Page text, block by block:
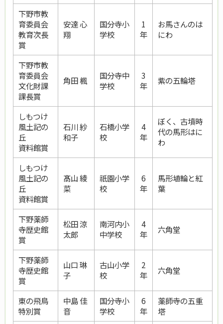
下野市教
育委員会
教育次長
賞
安達 心
翔
国分寺小
学校
1
年
お馬さんのは
にわ
下野市教
育委員会
文化財課
課長賞
角田 楓
国分寺中
学校
3
年
紫の五輪塔
しもつけ
風土記の
丘
資料館賞
石川 紗
和子
石橋小学
校
4
年
ぼく、古墳時
代の馬形はに
わ
しもつけ
風土記の
丘
資料館賞
髙山 綾
菜
祇園小学
校
6
年
馬形埴輪と紅
葉
下野薬師
寺歴史館
賞
松田 涼
太郎
南河内小
中学校
4
年
六角堂
下野薬師
寺歴史館
賞
山口 琳
子
古山小学
校
2
年
六角堂
東の飛鳥
特別賞
中島 佳
音
国分寺小
学校
6
年
薬師寺の五重
塔